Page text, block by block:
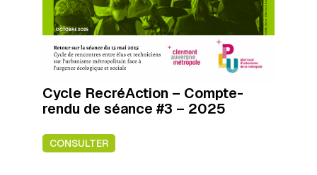
Cycle RecréAction – Compte-
rendu de séance #3 – 2025
CONSULTER